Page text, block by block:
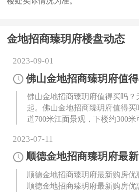
金地招商臻玥府楼盘动态
2023-09-01
佛
佛山金地招商臻玥府值得买吗？
起。佛山金地招商臻玥府值得买
道700米江面景观，下楼约300
2023-07-11
顺
顺德金地招商臻玥府最新购房优
顺德金地招商臻玥府最新购房